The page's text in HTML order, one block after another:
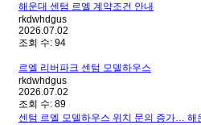
해운대 센텀 르엘 계약조건 안내
rkdwhdgus
2026.07.02
조회 수: 94
르엘 리버파크 센텀 모델하우스
rkdwhdgus
2026.07.02
조회 수: 89
센텀 르엘 모델하우스 위치 문의 증가… 해